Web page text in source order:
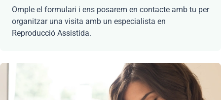
Omple el formulari i ens posarem en contacte amb tu per
organitzar una visita amb un especialista en
Reproducció Assistida.